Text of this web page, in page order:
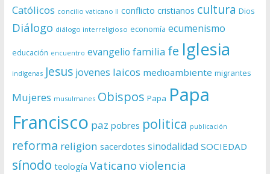
Católicos concilio vaticano II conflicto cristianos cultura Dios
Diálogo diálogo interreligioso economía ecumenismo
educación encuentro evangelio familia fe Iglesia
indígenas Jesus jovenes laicos medioambiente migrantes
Mujeres musulmanes Obispos Papa Papa
Francisco paz pobres politica publicación
reforma religion sacerdotes sinodalidad SOCIEDAD
sínodo teología Vaticano violencia